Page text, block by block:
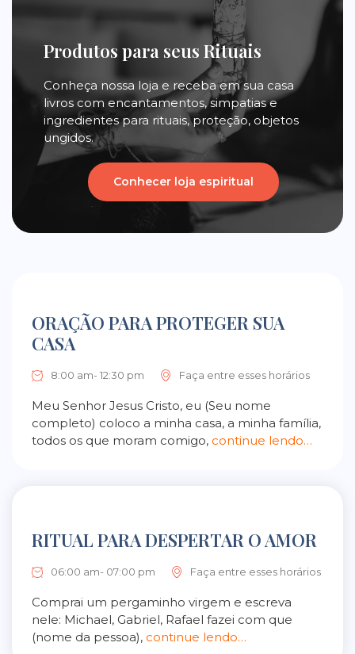
Produtos para seus Rituais
Conheça nossa loja e receba em sua casa
livros com encantamentos, simpatias e
ingredientes para rituais, proteção, objetos
ungidos.
Conhecer loja espiritual
ORAÇÃO PARA PROTEGER SUA
CASA
8:00 am- 12:30 pm Faça entre esses horários
Meu Senhor Jesus Cristo, eu (Seu nome
completo) coloco a minha casa, a minha família,
todos os que moram comigo, continue lendo…
RITUAL PARA DESPERTAR O AMOR
06:00 am- 07:00 pm Faça entre esses horários
Comprai um pergaminho virgem e escreva
nele: Michael, Gabriel, Rafael fazei com que
(nome da pessoa), continue lendo…